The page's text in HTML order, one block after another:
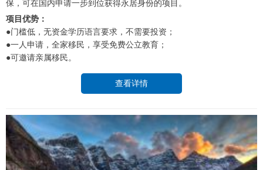
保，可在国内申请一步到位获得永居身份的项目。
项目优势：
●门槛低，无资金学历语言要求，不需要投资；
●一人申请，全家移民，享受免费公立教育；
●可邀请亲属移民。
查看详情